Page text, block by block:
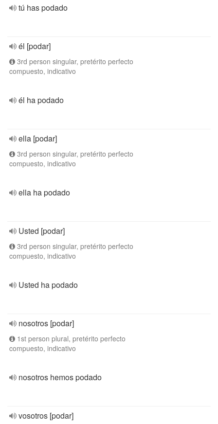
tú has podado
él [podar]
3rd person singular, pretérito perfecto
compuesto, indicativo
él ha podado
ella [podar]
3rd person singular, pretérito perfecto
compuesto, indicativo
ella ha podado
Usted [podar]
3rd person singular, pretérito perfecto
compuesto, indicativo
Usted ha podado
nosotros [podar]
1st person plural, pretérito perfecto
compuesto, indicativo
nosotros hemos podado
vosotros [podar]